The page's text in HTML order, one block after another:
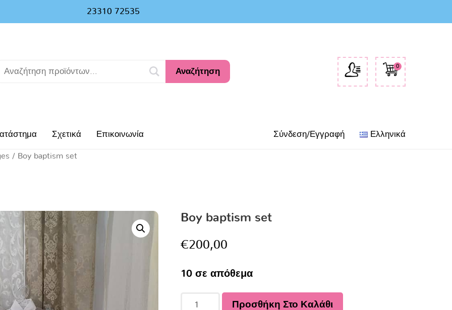
23310 72535
Αναζήτηση
0
Σχετικά Επικοινωνία Σύνδεση/Εγγραφή Ελληνικά
/ Boy baptism set
Boy baptism set
€200,00
10 σε απόθεμα
Προσθήκη Στο Καλάθι